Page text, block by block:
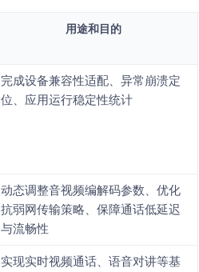
用途和目的
完成设备兼容性适配、异常崩溃定
位、应用运行稳定性统计
动态调整音视频编解码参数、优化
抗弱网传输策略、保障通话低延迟
与流畅性
实现实时视频通话、语音对讲等基